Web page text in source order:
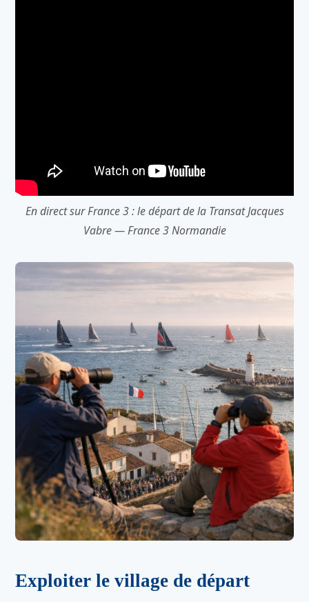
En direct sur France 3 : le départ de la Transat Jacques
Vabre — France 3 Normandie
Exploiter le village de départ